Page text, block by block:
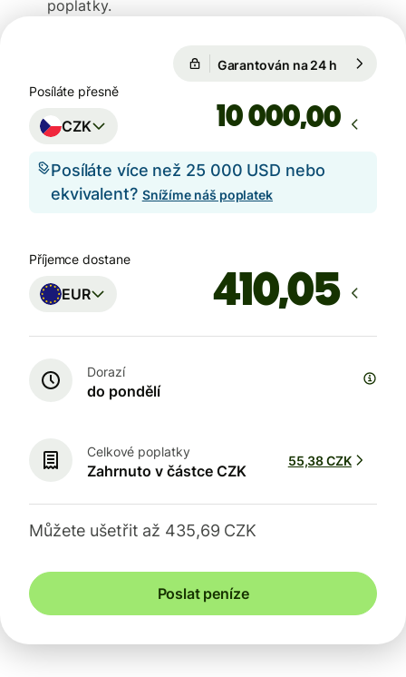
poplatky.
Garantován na 24 h
Posíláte přesně
CZK ,00
Posíláte více než 25 000 USD nebo
ekvivalent? Snížíme náš poplatek
Příjemce dostane
EUR
Dorazí
do pondělí
Celkové poplatky
Zahrnuto v částce CZK
55,38 CZK
Můžete ušetřit až 435,69 CZK
Poslat peníze